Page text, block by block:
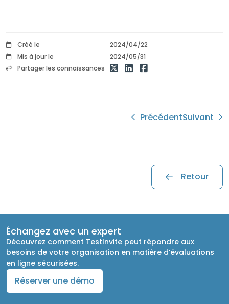
Créé le
2024/04/22
Mis à jour le
2024/05/31
Partager les connaissances
PrécédentSuivant
Retour
Échangez avec un expert
Découvrez comment TestInvite peut répondre aux
besoins de votre organisation en matière d’évaluations
en ligne sécurisées.
Réserver une démo